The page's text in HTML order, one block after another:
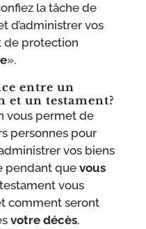
la tâche de
d’administrer vos
de protection
».
entre un
et un testament?
vous permet de
personnes pour
vos biens
pendant que vous
vous
comment seront
votre décès.